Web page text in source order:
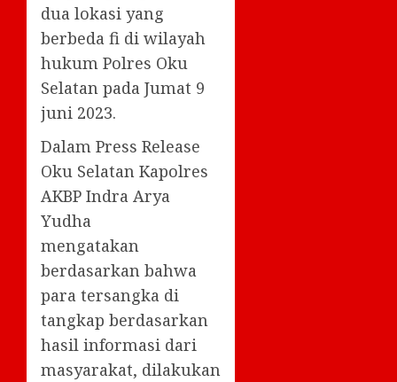
dua lokasi yang
berbeda fi di wilayah
hukum Polres Oku
Selatan pada Jumat 9
juni 2023.
Dalam Press Release
Oku Selatan Kapolres
AKBP Indra Arya
Yudha
mengatakan
berdasarkan bahwa
para tersangka di
tangkap berdasarkan
hasil informasi dari
masyarakat, dilakukan